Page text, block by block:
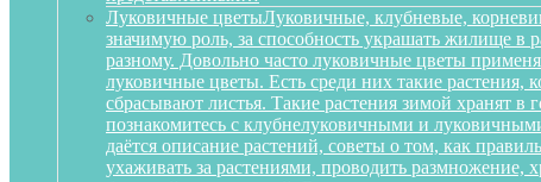
Луковичные цветыЛуковичные, клубневые,
значимую роль, за способность украшать жилище в
разному. Довольно часто луковичные цветы
луковичные цветы. Есть среди них такие
сбрасывают листья. Такие растения зимой хранят
познакомитесь с клубнелуковичными и
даётся описание растений, советы о том, как
ухаживать за растениями, проводить